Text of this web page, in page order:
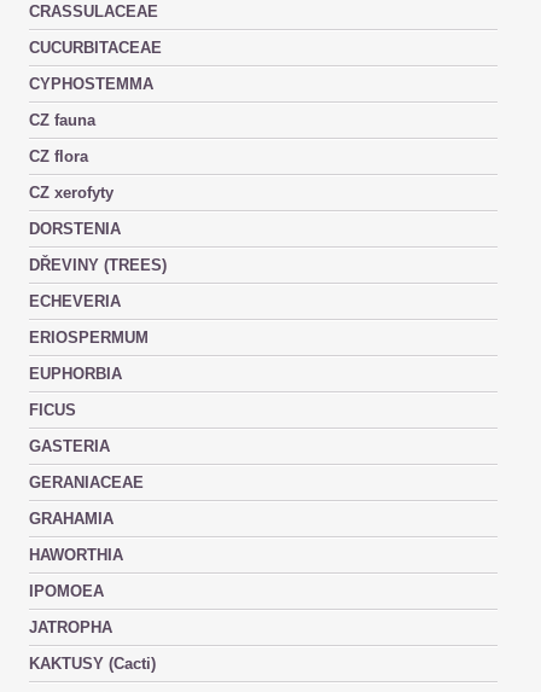
CRASSULACEAE
CUCURBITACEAE
CYPHOSTEMMA
CZ fauna
CZ flora
CZ xerofyty
DORSTENIA
DŘEVINY (TREES)
ECHEVERIA
ERIOSPERMUM
EUPHORBIA
FICUS
GASTERIA
GERANIACEAE
GRAHAMIA
HAWORTHIA
IPOMOEA
JATROPHA
KAKTUSY (Cacti)